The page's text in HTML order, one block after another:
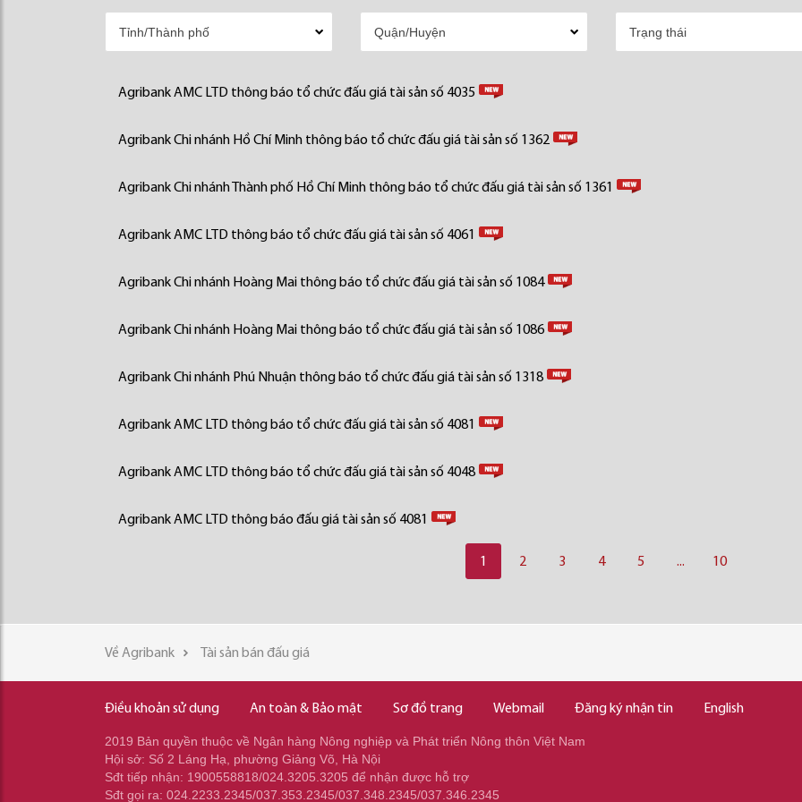
Agribank AMC LTD thông báo tổ chức đấu giá tài sản số 4035
Agribank Chi nhánh Hồ Chí Minh thông báo tổ chức đấu giá tài sản số 1362
Agribank Chi nhánh Thành phố Hồ Chí Minh thông báo tổ chức đấu giá tài sản số 1361
Agribank AMC LTD thông báo tổ chức đấu giá tài sản số 4061
Agribank Chi nhánh Hoàng Mai thông báo tổ chức đấu giá tài sản số 1084
Agribank Chi nhánh Hoàng Mai thông báo tổ chức đấu giá tài sản số 1086
Agribank Chi nhánh Phú Nhuận thông báo tổ chức đấu giá tài sản số 1318
Agribank AMC LTD thông báo tổ chức đấu giá tài sản số 4081
Agribank AMC LTD thông báo tổ chức đấu giá tài sản số 4048
Agribank AMC LTD thông báo đấu giá tài sản số 4081
1 2 3 4 5 ... 10
Về Agribank Tài sản bán đấu giá
Điều khoản sử dụng An toàn & Bảo mật Sơ đồ trang Webmail Đăng ký nhận tin English
2019 Bản quyền thuộc về Ngân hàng Nông nghiệp và Phát triển Nông thôn Việt Nam
Hội sở: Số 2 Láng Hạ, phường Giảng Võ, Hà Nội
Sđt tiếp nhận: 1900558818/024.3205.3205 để nhận được hỗ trợ
Sđt gọi ra: 024.2233.2345/037.353.2345/037.348.2345/037.346.2345